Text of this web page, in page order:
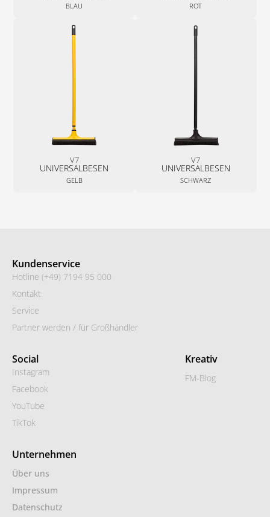
BLAU ROT
V7
UNIVERSALBESEN
GELB
V7
UNIVERSALBESEN
SCHWARZ
Kundenservice
Hotline (+49) 7194 95 000
Kontakt
Service
Partner werden / für Großhändler
Social
Instagram
Facebook
YouTube
TikTok
Kreativ
FM-Blog
Unternehmen
Über uns
Impressum
Datenschutz